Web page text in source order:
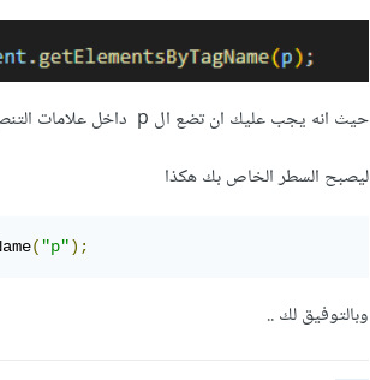
حيث انه يجب عليك ان تضع ال p داخل علامات التنصيص هذه " "
ليصبح السطر الخاص بك هكذا
( "p");
وبالتوفيق لك ..